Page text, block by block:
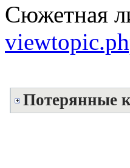
Сюжетная
Потерянные